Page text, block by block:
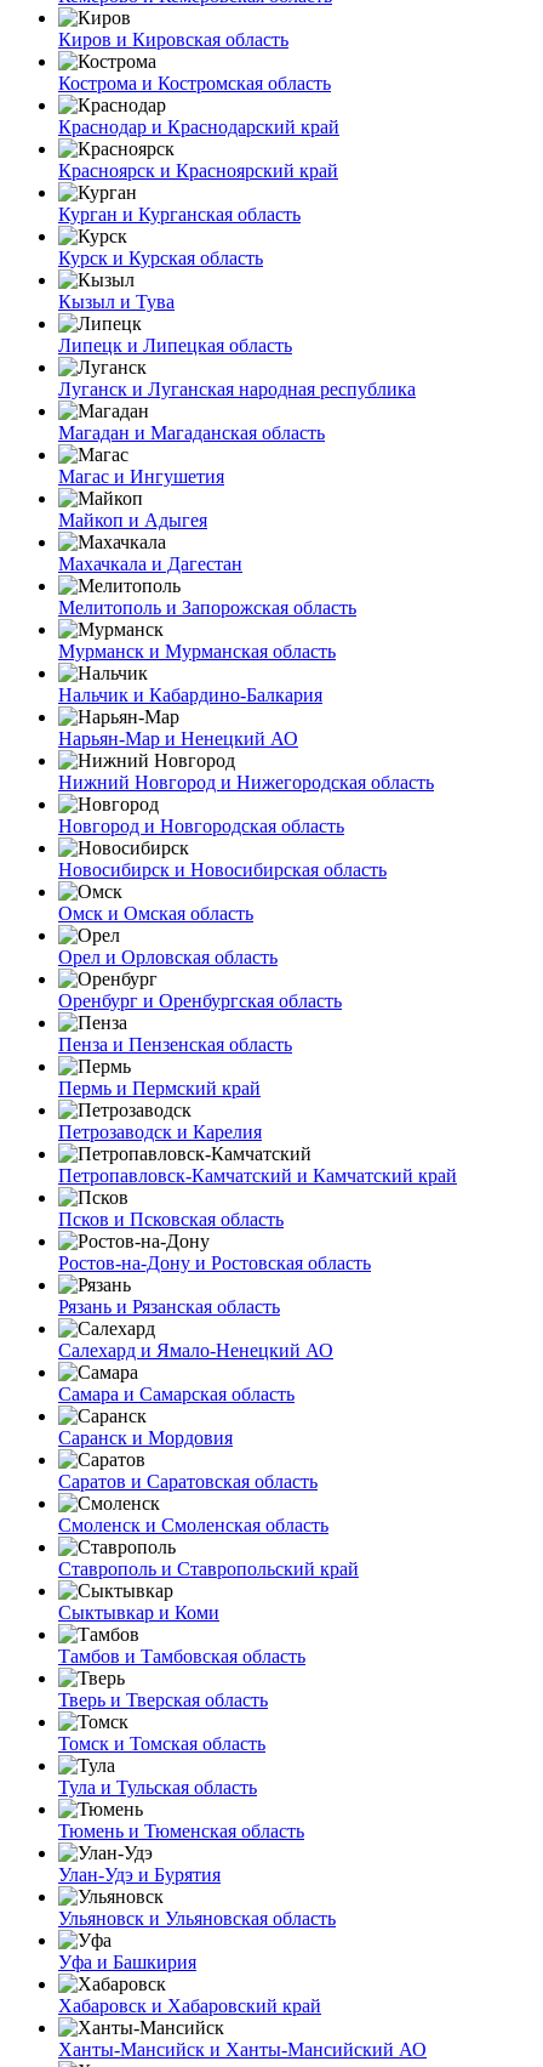
Киров и Кировская область
Кострома и Костромская область
Краснодар и Краснодарский край
Красноярск и Красноярский край
Курган и Курганская область
Курск и Курская область
Кызыл и Тува
Липецк и Липецкая область
Луганск и Луганская народная республика
Магадан и Магаданская область
Магас и Ингушетия
Майкоп и Адыгея
Махачкала и Дагестан
Мелитополь и Запорожская область
Мурманск и Мурманская область
Нальчик и Кабардино-Балкария
Нарьян-Мар и Ненецкий АО
Нижний Новгород и Нижегородская область
Новгород и Новгородская область
Новосибирск и Новосибирская область
Омск и Омская область
Орел и Орловская область
Оренбург и Оренбургская область
Пенза и Пензенская область
Пермь и Пермский край
Петрозаводск и Карелия
Петропавловск-Камчатский и Камчатский край
Псков и Псковская область
Ростов-на-Дону и Ростовская область
Рязань и Рязанская область
Салехард и Ямало-Ненецкий АО
Самара и Самарская область
Саранск и Мордовия
Саратов и Саратовская область
Смоленск и Смоленская область
Ставрополь и Ставропольский край
Сыктывкар и Коми
Тамбов и Тамбовская область
Тверь и Тверская область
Томск и Томская область
Тула и Тульская область
Тюмень и Тюменская область
Улан-Удэ и Бурятия
Ульяновск и Ульяновская область
Уфа и Башкирия
Хабаровск и Хабаровский край
Ханты-Мансийск и Ханты-Мансийский АО